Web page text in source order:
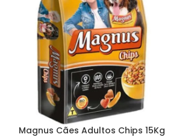
Magnus Cães Adultos Chips 15Kg